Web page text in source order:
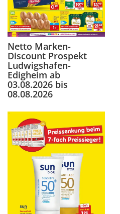
Netto Marken-
Discount Prospekt
Ludwigshafen-
Edigheim ab
03.08.2026 bis
08.08.2026